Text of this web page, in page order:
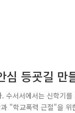
심 등굣길 만
수서서에서는 신학기
"학교폭력 근절"을